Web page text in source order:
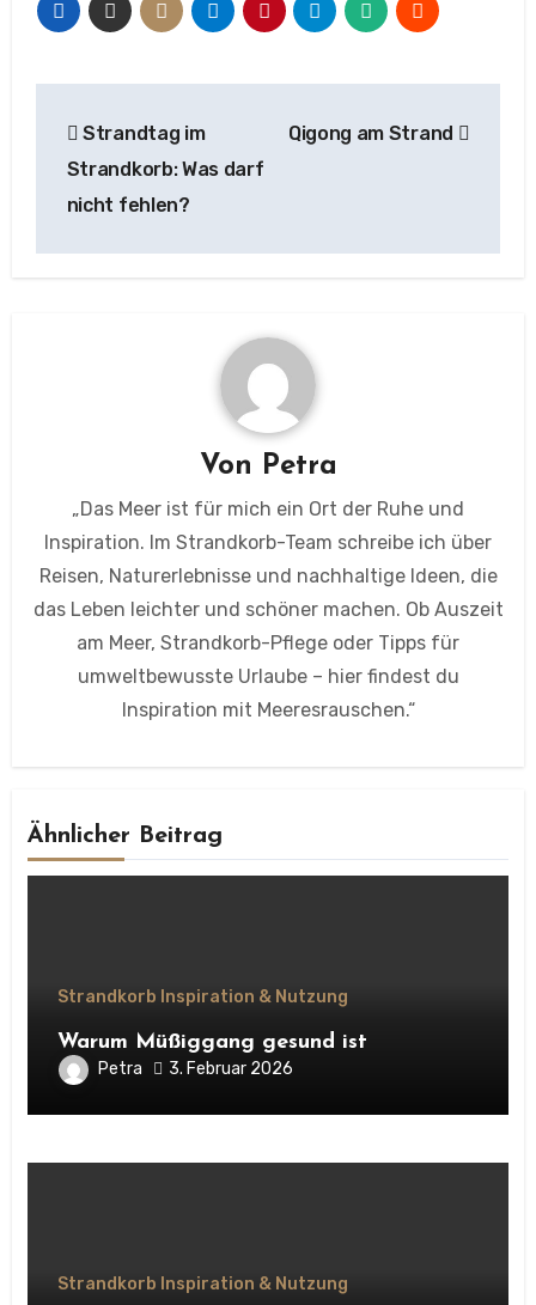
Strandtag im
Strandkorb: Was darf
nicht fehlen?
Qigong am Strand
Von Petra
„Das Meer ist für mich ein Ort der Ruhe und
Inspiration. Im Strandkorb-Team schreibe ich über
Reisen, Naturerlebnisse und nachhaltige Ideen, die
das Leben leichter und schöner machen. Ob Auszeit
am Meer, Strandkorb-Pflege oder Tipps für
umweltbewusste Urlaube – hier findest du
Inspiration mit Meeresrauschen.“
Ähnlicher Beitrag
Strandkorb Inspiration & Nutzung
Warum Müßiggang gesund ist
Petra 3. Februar 2026
Strandkorb Inspiration & Nutzung